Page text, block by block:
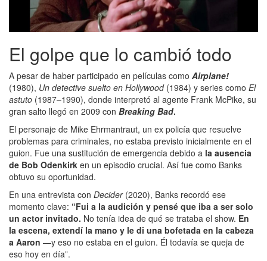
El golpe que lo cambió todo
A pesar de haber participado en películas como Airplane!
(1980), Un detective suelto en Hollywood(1984) y series como El
astuto (1987–1990), donde interpretó al agente Frank McPike, su
gran salto llegó en 2009 con Breaking Bad.
El personaje de Mike Ehrmantraut, un ex policía que resuelve
problemas para criminales, no estaba previsto inicialmente en el
guion. Fue una sustitución de emergencia debido a la ausencia
de Bob Odenkirk en un episodio crucial. Así fue como Banks
obtuvo su oportunidad.
En una entrevista con Decider(2020), Banks recordó ese
momento clave: “Fui a la audición y pensé que iba a ser solo
un actor invitado. No tenía idea de qué se trataba el show. En
la escena, extendí la mano y le di una bofetada en la cabeza
a Aaron —y eso no estaba en el guion. Él todavía se queja de
eso hoy en día”.